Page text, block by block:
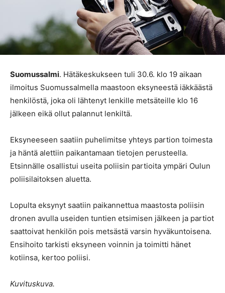
Suomussalmi. Hätäkeskukseen tuli 30.6. klo 19 aikaan
ilmoitus Suomussalmella maastoon eksyneestä iäkkäästä
henkilöstä, joka oli lähtenyt lenkille metsäteille klo 16
jälkeen eikä ollut palannut lenkiltä.
Eksyneeseen saatiin puhelimitse yhteys partion toimesta
ja häntä alettiin paikantamaan tietojen perusteella.
Etsinnälle osallistui useita poliisin partioita ympäri Oulun
poliisilaitoksen aluetta.
Lopulta eksynyt saatiin paikannettua maastosta poliisin
dronen avulla useiden tuntien etsimisen jälkeen ja partiot
saattoivat henkilön pois metsästä varsin hyväkuntoisena.
Ensihoito tarkisti eksyneen voinnin ja toimitti hänet
kotiinsa, kertoo poliisi.
Kuvituskuva.